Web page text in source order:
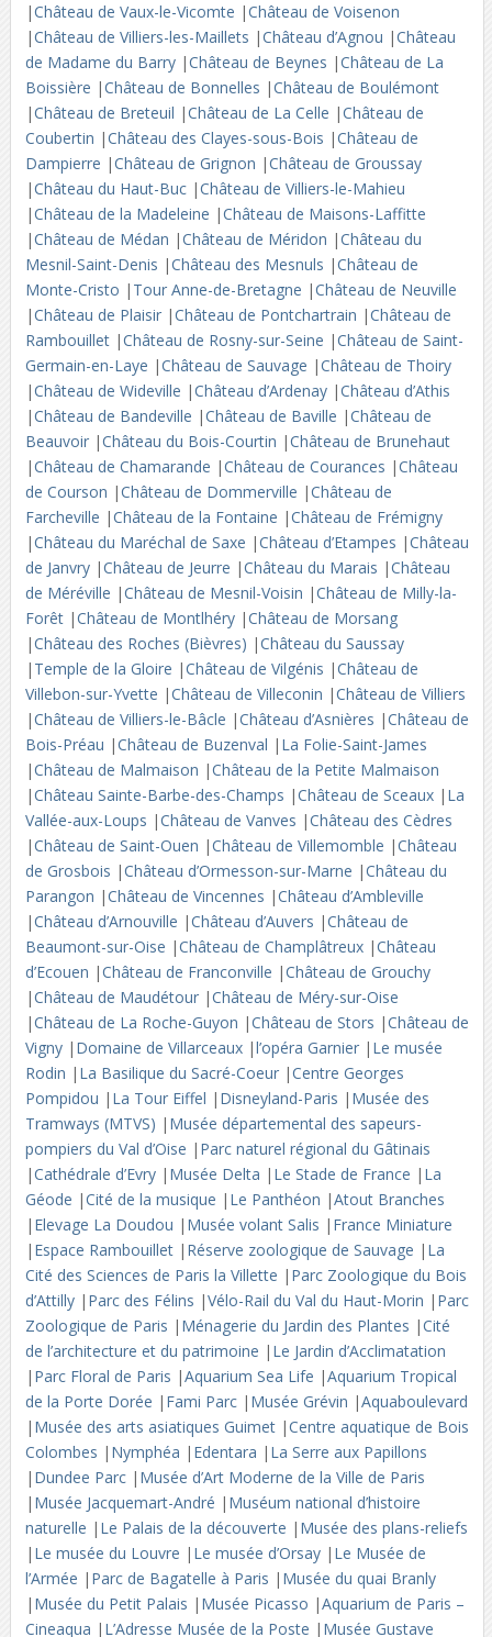
|Château de Vaux-le-Vicomte |Château de Voisenon
|Château de Villiers-les-Maillets |Château d’Agnou |Château
de Madame du Barry |Château de Beynes |Château de La
Boissière |Château de Bonnelles |Château de Boulémont
|Château de Breteuil |Château de La Celle |Château de
Coubertin |Château des Clayes-sous-Bois |Château de
Dampierre |Château de Grignon |Château de Groussay
|Château du Haut-Buc |Château de Villiers-le-Mahieu
|Château de la Madeleine |Château de Maisons-Laffitte
|Château de Médan |Château de Méridon |Château du
Mesnil-Saint-Denis |Château des Mesnuls |Château de
Monte-Cristo | Tour Anne-de-Bretagne |Château de Neuville
|Château de Plaisir |Château de Pontchartrain |Château de
Rambouillet |Château de Rosny-sur-Seine |Château de Saint-
Germain-en-Laye |Château de Sauvage |Château de Thoiry
|Château de Wideville |Château d’Ardenay |Château d’Athis
|Château de Bandeville |Château de Baville |Château de
Beauvoir |Château du Bois-Courtin |Château de Brunehaut
|Château de Chamarande |Château de Courances |Château
de Courson |Château de Dommerville |Château de
Farcheville |Château de la Fontaine |Château de Frémigny
|Château du Maréchal de Saxe |Château d’Etampes |Château
de Janvry |Château de Jeurre |Château du Marais |Château
de Méréville |Château de Mesnil-Voisin |Château de Milly-la-
Forêt |Château de Montlhéry |Château de Morsang
|Château des Roches (Bièvres) |Château du Saussay
| Temple de la Gloire |Château de Vilgénis |Château de
Villebon-sur-Yvette |Château de Villeconin |Château de Villiers
|Château de Villiers-le-Bâcle |Château d’Asnières |Château de
Bois-Préau |Château de Buzenval | La Folie-Saint-James
|Château de Malmaison |Château de la Petite Malmaison
|Château Sainte-Barbe-des-Champs |Château de Sceaux | La
Vallée-aux-Loups |Château de Vanves |Château des Cèdres
|Château de Saint-Ouen |Château de Villemomble |Château
de Grosbois |Château d’Ormesson-sur-Marne |Château du
Parangon |Château de Vincennes |Château d’Ambleville
|Château d’Arnouville |Château d’Auvers |Château de
Beaumont-sur-Oise |Château de Champlâtreux |Château
d’Ecouen |Château de Franconville |Château de Grouchy
|Château de Maudétour |Château de Méry-sur-Oise
|Château de La Roche-Guyon |Château de Stors |Château de
Vigny | Domaine de Villarceaux |l’opéra Garnier | Le musée
Rodin | La Basilique du Sacré-Coeur |Centre Georges
Pompidou | La Tour Eiffel | Disneyland-Paris | Musée des
Tramways (MTVS) | Musée départemental des sapeurs-
pompiers du Val d’Oise | Parc naturel régional du Gâtinais
|Cathédrale d’Evry | Musée Delta | Le Stade de France | La
Géode |Cité de la musique | Le Panthéon |Atout Branches
| Elevage La Doudou | Musée volant Salis | France Miniature
| Espace Rambouillet | Réserve zoologique de Sauvage | La
Cité des Sciences de Paris la Villette | Parc Zoologique du Bois
d’Attilly | Parc des Félins |Vélo-Rail du Val du Haut-Morin | Parc
Zoologique de Paris | Ménagerie du Jardin des Plantes |Cité
de l’architecture et du patrimoine | Le Jardin d’Acclimatation
| Parc Floral de Paris |Aquarium Sea Life |Aquarium Tropical
de la Porte Dorée | Fami Parc | Musée Grévin |Aquaboulevard
| Musée des arts asiatiques Guimet |Centre aquatique de Bois
Colombes | Nymphéa | Edentara | La Serre aux Papillons
| Dundee Parc | Musée d’Art Moderne de la Ville de Paris
| Musée Jacquemart-André | Muséum national d’histoire
naturelle | Le Palais de la découverte | Musée des plans-reliefs
| Le musée du Louvre | Le musée d’Orsay | Le Musée de
l’Armée | Parc de Bagatelle à Paris | Musée du quai Branly
| Musée du Petit Palais | Musée Picasso |Aquarium de Paris –
Cineaqua | L’Adresse Musée de la Poste | Musée Gustave